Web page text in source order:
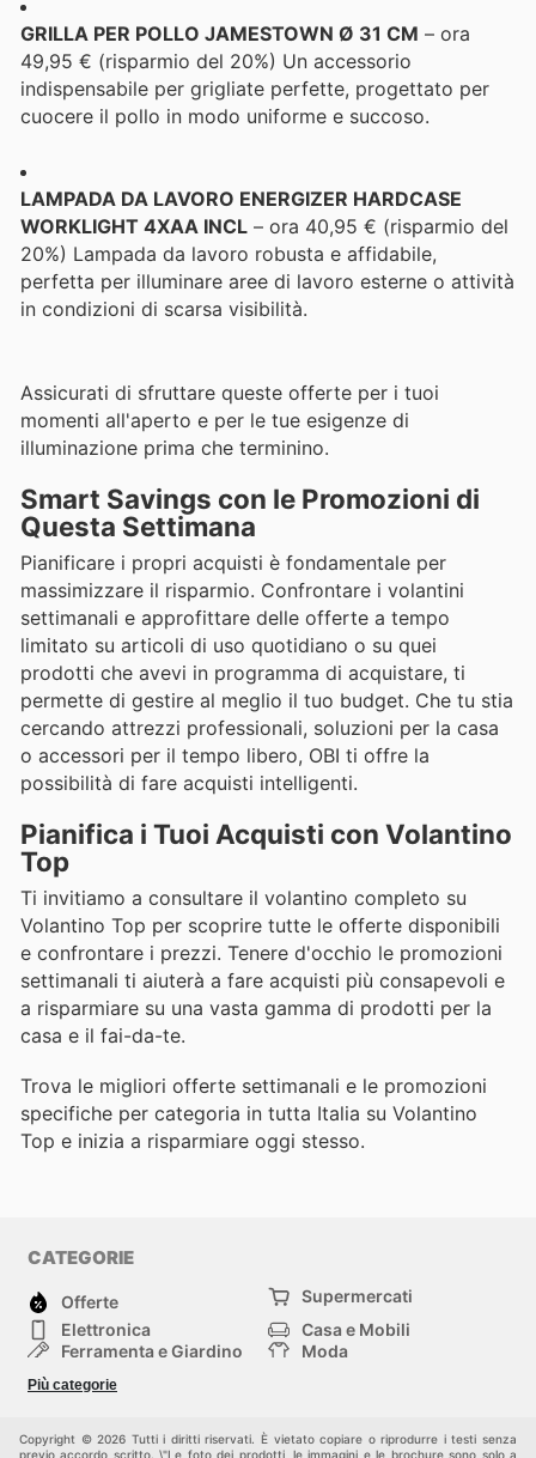
GRILLA PER POLLO JAMESTOWN Ø 31 CM – ora
49,95 € (risparmio del 20%) Un accessorio
indispensabile per grigliate perfette, progettato per
cuocere il pollo in modo uniforme e succoso.
LAMPADA DA LAVORO ENERGIZER HARDCASE
WORKLIGHT 4XAA INCL – ora 40,95 € (risparmio del
20%) Lampada da lavoro robusta e affidabile,
perfetta per illuminare aree di lavoro esterne o attività
in condizioni di scarsa visibilità.
Assicurati di sfruttare queste offerte per i tuoi
momenti all'aperto e per le tue esigenze di
illuminazione prima che terminino.
Smart Savings con le Promozioni di
Questa Settimana
Pianificare i propri acquisti è fondamentale per
massimizzare il risparmio. Confrontare i volantini
settimanali e approfittare delle offerte a tempo
limitato su articoli di uso quotidiano o su quei
prodotti che avevi in programma di acquistare, ti
permette di gestire al meglio il tuo budget. Che tu stia
cercando attrezzi professionali, soluzioni per la casa
o accessori per il tempo libero, OBI ti offre la
possibilità di fare acquisti intelligenti.
Pianifica i Tuoi Acquisti con Volantino
Top
Ti invitiamo a consultare il volantino completo su
Volantino Top per scoprire tutte le offerte disponibili
e confrontare i prezzi. Tenere d'occhio le promozioni
settimanali ti aiuterà a fare acquisti più consapevoli e
a risparmiare su una vasta gamma di prodotti per la
casa e il fai-da-te.
Trova le migliori offerte settimanali e le promozioni
specifiche per categoria in tutta Italia su Volantino
Top e inizia a risparmiare oggi stesso.
CATEGORIE
Offerte
Supermercati
Elettronica
Casa e Mobili
Ferramenta e Giardino
Moda
Bambini e Neonati
Più categorie
Copyright © 2026 Tutti i diritti riservati. È vietato copiare o riprodurre i testi senza
previo accordo scritto. \"Le foto dei prodotti, le immagini e le brochure sono solo a